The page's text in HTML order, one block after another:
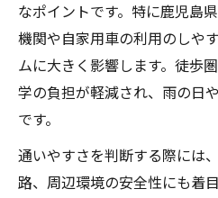
なポイントです。特に鹿児島
機関や自家用車の利用のしや
ムに大きく影響します。徒歩
学の負担が軽減され、雨の日
です。
通いやすさを判断する際には
路、周辺環境の安全性にも着